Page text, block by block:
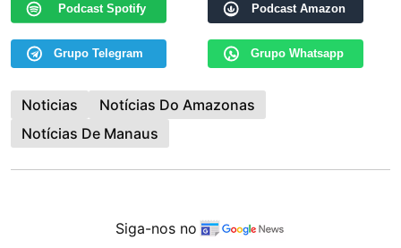
Podcast Spotify Podcast Amazon
Grupo Telegram Grupo Whatsapp
Noticias
Notícias Do Amazonas
Notícias De Manaus
Siga-nos no